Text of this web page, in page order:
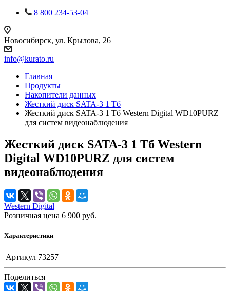
8 800 234-53-04
Новосибирск, ул. Крылова, 26
info@kurato.ru
Главная
Продукты
Накопители данных
Жесткий диск SATA-3 1 Тб
Жесткий диск SATA-3 1 Тб Western Digital WD10PURZ
для систем видеонаблюдения
Жесткий диск SATA-3 1 Тб Western
Digital WD10PURZ для систем
видеонаблюдения
Western Digital
Розничная цена 6 900 руб.
Характеристики
Артикул 73257
Поделиться